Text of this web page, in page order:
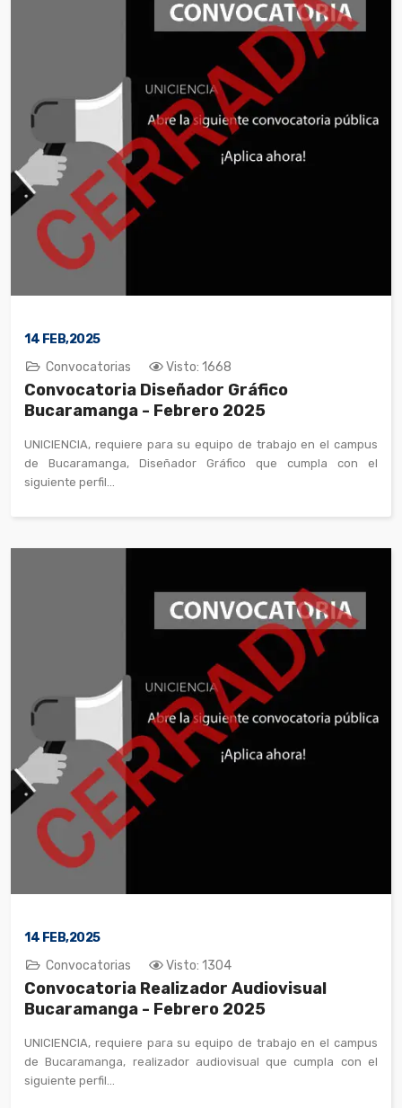
14 FEB,2025
Convocatorias
Visto: 1668
Convocatoria Diseñador Gráfico
Bucaramanga - Febrero 2025
UNICIENCIA, requiere para su equipo de trabajo en el campus
de Bucaramanga, Diseñador Gráfico que cumpla con el
siguiente perfil...
14 FEB,2025
Convocatorias
Visto: 1304
Convocatoria Realizador Audiovisual
Bucaramanga - Febrero 2025
UNICIENCIA, requiere para su equipo de trabajo en el campus
de Bucaramanga, realizador audiovisual que cumpla con el
siguiente perfil...